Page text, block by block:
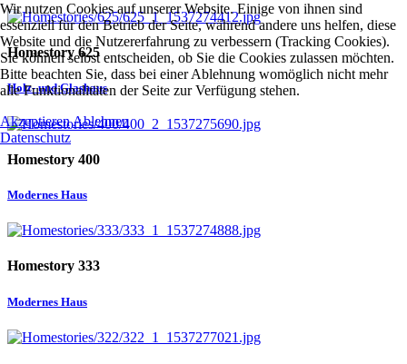
Homestory 625
Holz- und Glashaus
Homestory 400
Modernes Haus
Homestory 333
Modernes Haus
Wir nutzen Cookies auf unserer Website. Einige von ihnen sind
essenziell für den Betrieb der Seite, während andere uns helfen, diese
Website und die Nutzererfahrung zu verbessern (Tracking Cookies).
Sie können selbst entscheiden, ob Sie die Cookies zulassen möchten.
Bitte beachten Sie, dass bei einer Ablehnung womöglich nicht mehr
alle Funktionalitäten der Seite zur Verfügung stehen.
AkzeptierenAblehnen
Datenschutz